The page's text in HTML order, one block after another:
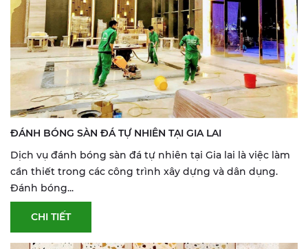
ĐÁNH BÓNG SÀN ĐÁ TỰ NHIÊN TẠI GIA LAI
Dịch vụ đánh bóng sàn đá tự nhiên tại Gia lai là việc làm
cần thiết trong các công trình xây dựng và dân dụng.
Đánh bóng...
CHI TIẾT